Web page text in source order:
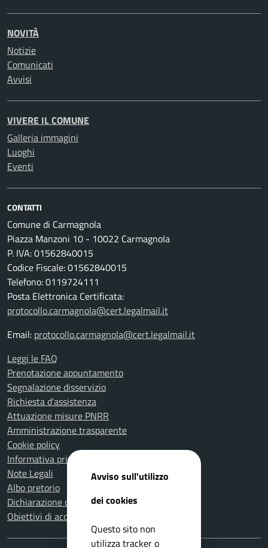
NOVITÀ
Notizie
Comunicati
Avvisi
VIVERE IL COMUNE
Galleria immagini
Luoghi
Eventi
CONTATTI
Comune di Carmagnola
Piazza Manzoni 10 - 10022 Carmagnola
P. IVA: 01562840015
Codice Fiscale: 01562840015
Telefono: 0119724111
Posta Elettronica Certificata:
protocollo.carmagnola@cert.legalmail.it
Email: protocollo.carmagnola@cert.legalmail.it
Leggi le FAQ
Prenotazione appuntamento
Segnalazione disservizio
Richiesta d'assistenza
Attuazione misure PNRR
Amministrazione trasparente
Cookie policy
Informativa privacy
Note Legali
Albo pretorio
Dichiarazione di accessibilità
Obiettivi di accessibilità
Avviso sull'utilizzo
dei cookies
Questo sito non
utilizza tracker o